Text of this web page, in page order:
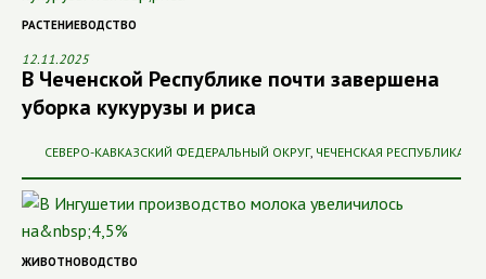
РАСТЕНИЕВОДСТВО
12.11.2025
В Чеченской Республике почти завершена
уборка кукурузы и риса
СЕВЕРО-КАВКАЗСКИЙ ФЕДЕРАЛЬНЫЙ ОКРУГ, ЧЕЧЕНСКАЯ РЕСПУБЛИКА
ЖИВОТНОВОДСТВО